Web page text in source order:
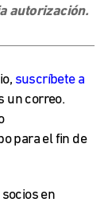
autorización.
suscríbete a
un correo.
para el fin de
en